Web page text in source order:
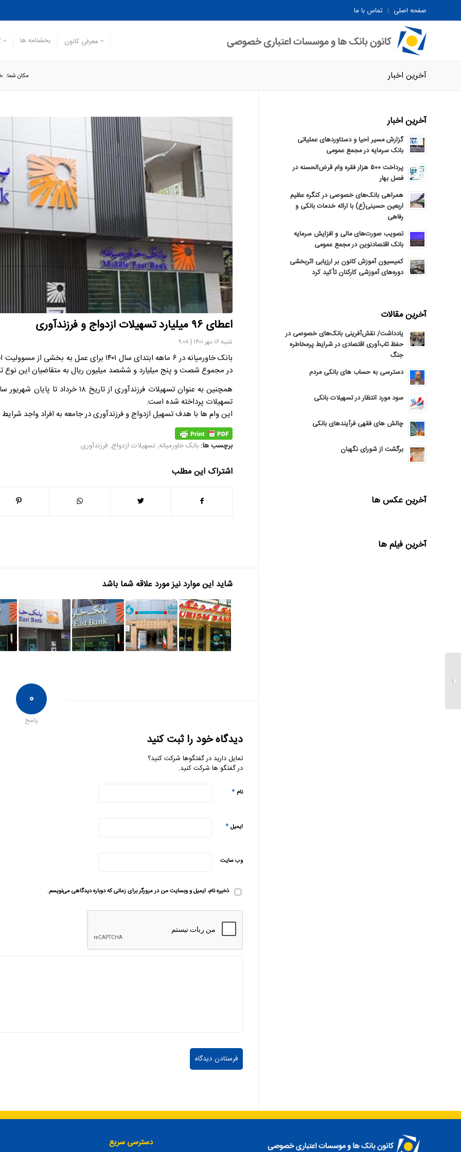
صفحه اصلی تماس با ما
معرفی کانون بخشنامه ها
آخرین اخبار مکان شما:
اعطای ۹۶ میلیارد تسهیلات ازدواج و فرزندآوری
شنبه ۱۶ مهر ۱۴۰۱ | ۹:۰۸
بانک خاورمیانه در ۶ ماهه ابتدای سال ۱۴۰۱
در مجموع شصت و پنج میلیارد و ششصد میلیون ریال به متقاضیان این نوع
تسهیلات پرداخته شده است.
این وام ها با هدف تسهیل ازدواج و فرزندآوری در جامعه به افراد واجد
برچسب ها: بانک خاورمیانه,تسهیلات ازدواج, فرزندآوری
اشتراک این مطلب
شاید این موارد نیز مورد علاقه شما باشد
۰
پاسخ
دیدگاه خود را ثبت کنید
تمایل دارید در گفتگوها شرکت کنید؟
در گفتگو ها شرکت کنید.
نام *
ایمیل*
وب‌ سایت
ذخیره نام، ایمیل و وبسایت من در مرورگر برای زمانی که دوباره دیدگاهی می‌نویسم.
آخرین اخبار
گزارش مسیر احیا و دستاوردهای عملیاتی
بانک سرمایه در مجمع عمومی
پرداخت ۵۰۰ هزار فقره وام قرض‌الحسنه در
فصل بهار
همراهی بانک‌های خصوصی در کنگره عظیم
اربعین حسینی(ع) با ارائه خدمات بانکی و
رفاهی
تصویب صورت‌های مالی و افزایش سرمایه
بانک اقتصادنوین در مجمع عمومی
کمیسیون آموزش کانون بر ارزیابی اثربخشی
دوره‌های آموزشی کارکنان تأکید کرد
آخرین مقالات
یادداشت/ نقش‌آفرینی بانک‌های خصوصی در
حفظ تاب‌آوری اقتصادی در شرایط پرمخاطره
جنگ
دسترسی به حساب های بانکی مردم
سود مورد انتظار در تسهیلات بانکی
چالش های فقهی فرآیندهای بانکی
برگشت از شورای نگهبان
آخرین عکس ها
آخرین فیلم ها
دسترسی سریع